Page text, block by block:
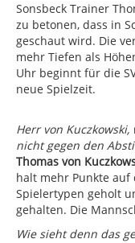
Sonsbeck Trainer
zu betonen, dass in
geschaut wird. Die
mehr Tiefen als
Uhr beginnt für die
neue Spielzeit.
Herr von
nicht gegen den
Thomas von
halt mehr Punkte auf
Spielertypen geholt
gehalten. Die
Wie sieht denn das